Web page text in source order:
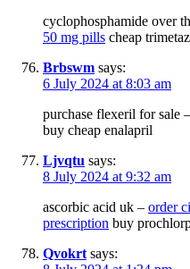
cyclophosphamide over
50 mg pills cheap
Brbswm says:
6 July 2024 at 8:03 am
purchase flexeril for sale –
buy cheap enalapril
Ljvqtu says:
8 July 2024 at 9:32 am
ascorbic acid uk – order
prescription buy
Qvokrt says: